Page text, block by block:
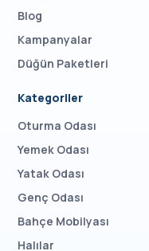
Blog
Kampanyalar
Düğün Paketleri
Kategoriler
Oturma Odası
Yemek Odası
Yatak Odası
Genç Odası
Bahçe Mobilyası
Halılar